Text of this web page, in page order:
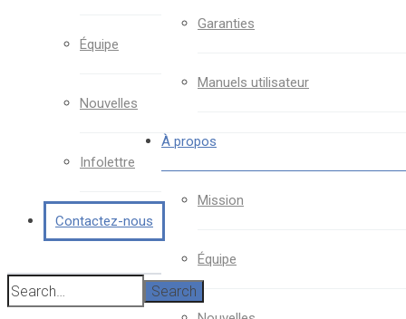
Équipe
Nouvelles
Infolettre
Contactez-nous
Search
Garanties
Manuels utilisateur
À propos
Mission
Équipe